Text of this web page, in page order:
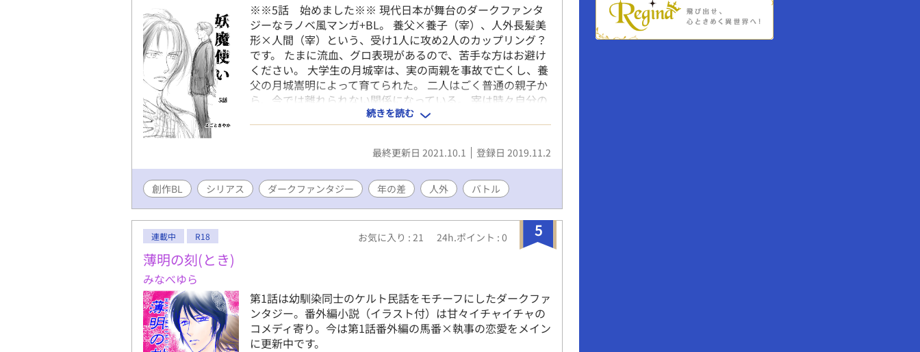
※※5話 始めました※※ 現代日本が舞台のダークファンタ
ジーなラノベ風マンガ+BL。 養父×養子（宰）、人外長髪美
形×人間（宰）という、受け1人に攻め2人のカップリング？
です。 たまに流血、グロ表現があるので、苦手な方はお避け
ください。 大学生の月城宰は、実の両親を事故で亡くし、養
父の月城嵩明によって育てられた。 二人はごく普通の親子か
ら、今では離れられない関係になっている。 宰は時々自分の
前に現れる下級の妖魔たちを、自分の使い魔アリオクの力で
滅ぼしているが、彼の前には過去に絡んだ力の強い妖魔が現
続きを読む
最終更新日 2021.10.1 登録日 2019.11.2
創作BL シリアス ダークファンタジー 年の差 人外 バトル
5
連載中 R18 お気に入り : 21 24h.ポイント : 0
薄明の刻(とき)
みなべゆら
第1話は幼馴染同士のケルト民話をモチーフにしたダークファ
ンタジー。番外編小説（イラスト付）は甘々イチャイチャの
コメディ寄り。今は第1話番外編の馬番×執事の恋愛をメイン
に更新中です。